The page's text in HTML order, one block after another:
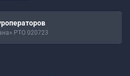
РТО 020723